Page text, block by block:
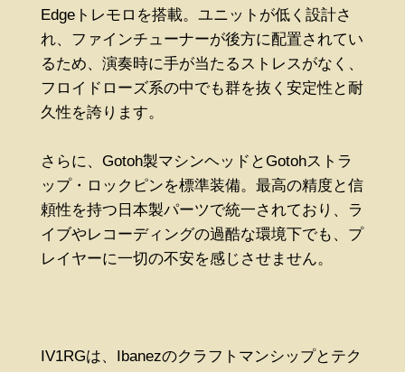
Edgeトレモロを搭載。ユニットが低く設計さ
れ、ファインチューナーが後方に配置されてい
るため、演奏時に手が当たるストレスがなく、
フロイドローズ系の中でも群を抜く安定性と耐
久性を誇ります。
さらに、Gotoh製マシンヘッドとGotohストラ
ップ・ロックピンを標準装備。最高の精度と信
頼性を持つ日本製パーツで統一されており、ラ
イブやレコーディングの過酷な環境下でも、プ
レイヤーに一切の不安を感じさせません。
IV1RGは、Ibanezのクラフトマンシップとテク